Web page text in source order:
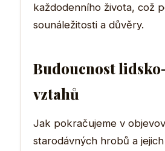
každodenního života, což
sounáležitosti a důvěry.
Budoucnost
vztahů
Jak pokračujeme v
starodávných hrobů a